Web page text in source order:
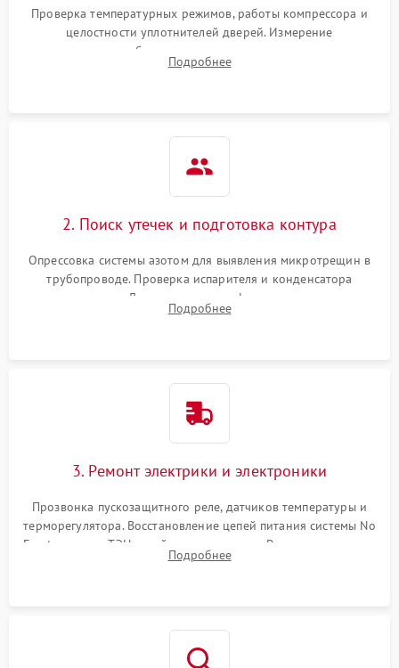
работе
2000 ₽ Подробнее →
1000 ₽
1800 ₽
Проверка температурных режимов, работы компрессора и
целостности уплотнителей дверей. Измерение
сопротивления обмоток мотора, проверка термостата и
считывание кодов ошибок с электронного дисплея.
Подробнее
2. Поиск утечек и подготовка контура
Опрессовка системы азотом для выявления микротрещин в
трубопроводе. Проверка испарителя и конденсатора
течеискателем. Демонтаж старого фильтра-осушителя и
продувка капиллярной трубки для устранения засоров.
Подробнее
3. Ремонт электрики и электроники
Прозвонка пускозащитного реле, датчиков температуры и
терморегулятора. Восстановление цепей питания системы No
Frost, включая ТЭН оттайки и вентилятор. Ремонт или замена
платы управления при сбоях алгоритмов.
Подробнее